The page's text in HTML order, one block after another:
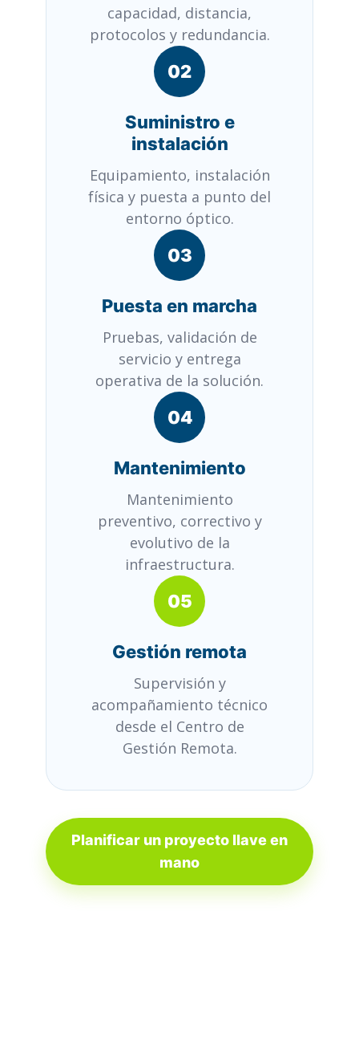
capacidad, distancia,
protocolos y redundancia.
02
Suministro e
instalación
Equipamiento, instalación
física y puesta a punto del
entorno óptico.
03
Puesta en marcha
Pruebas, validación de
servicio y entrega
operativa de la solución.
04
Mantenimiento
Mantenimiento
preventivo, correctivo y
evolutivo de la
infraestructura.
05
Gestión remota
Supervisión y
acompañamiento técnico
desde el Centro de
Gestión Remota.
Planificar un proyecto llave en
mano